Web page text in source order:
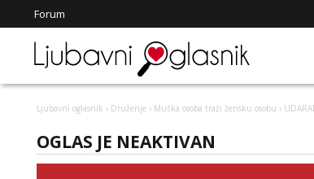
Forum
Ljubavni oglasnik › Druženje › Muška osoba traži žensku osobu ›
OGLAS JE NEAKTIVAN